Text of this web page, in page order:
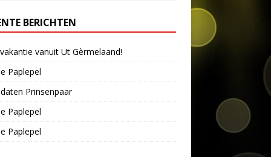
BERICHTEN
vanuit Ut Gèrmelaand!
Paplepel
Prinsenpaar
Paplepel
Paplepel